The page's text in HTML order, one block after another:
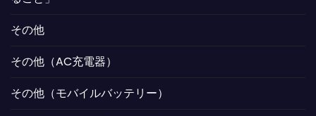
その他
その他（AC充電器）
その他（モバイルバッテリー）